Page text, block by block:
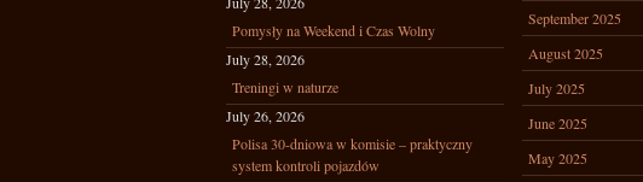
Pomysły na Weekend i Czas Wolny
July 28, 2026
Treningi w naturze
July 26, 2026
Polisa 30-dniowa w komisie – praktyczny
system kontroli pojazdów
September 2025
August 2025
July 2025
June 2025
May 2025